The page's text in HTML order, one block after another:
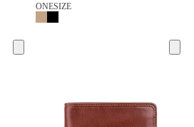
ONESIZE